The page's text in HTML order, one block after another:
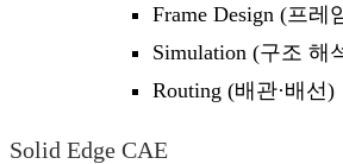
Frame Design (프레
Simulation (구조 해
Routing (배관·배선)
Solid Edge CAE